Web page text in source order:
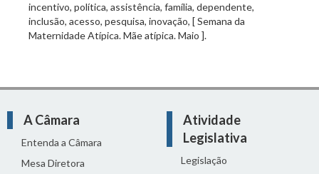
incentivo, política, assistência, família, dependente,
inclusão, acesso, pesquisa, inovação, [ Semana da
Maternidade Atípica. Mãe atípica. Maio ].
A Câmara
Entenda a Câmara
Mesa Diretora
Atividade
Legislativa
Legislação